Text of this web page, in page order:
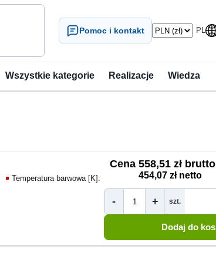
Pomoc i kontakt PL
Wszystkie kategorie Realizacje Wiedza
Temperatura barwowa [K]:
Cena 558,51 zł brutto
454,07 zł netto
- + szt.